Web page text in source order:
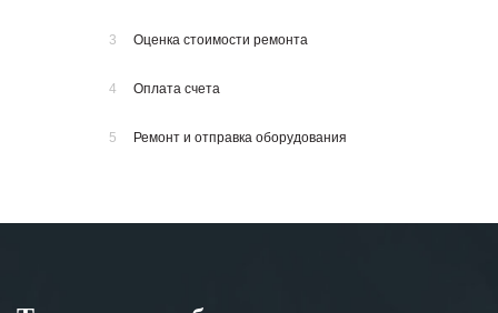
3 Оценка стоимости ремонта
4 Оплата счета
5 Ремонт и отправка оборудования